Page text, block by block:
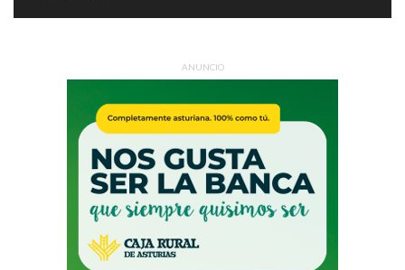
ANUNCIO